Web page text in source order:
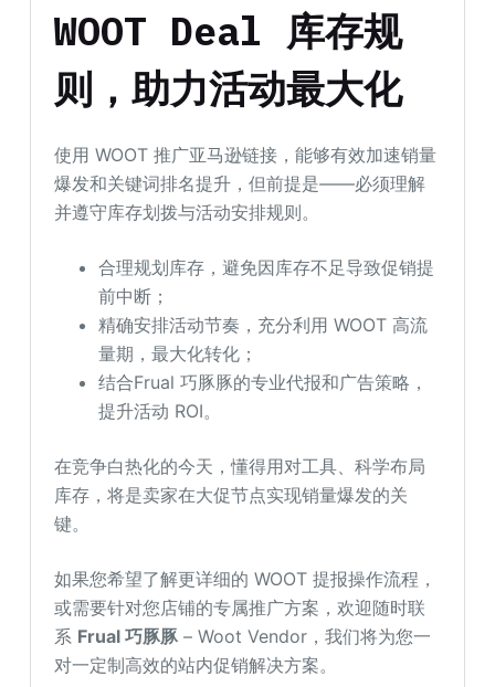
WOOT Deal 库存规
则，助力活动最大化
使用 WOOT 推广亚马逊链接，能够有效加速销量
爆发和关键词排名提升，但前提是——必须理解
并遵守库存划拨与活动安排规则。
合理规划库存，避免因库存不足导致促销提
前中断；
精确安排活动节奏，充分利用 WOOT 高流
量期，最大化转化；
结合Frual 巧豚豚的专业代报和广告策略，
提升活动 ROI。
在竞争白热化的今天，懂得用对工具、科学布局
库存，将是卖家在大促节点实现销量爆发的关
键。
如果您希望了解更详细的 WOOT 提报操作流程，
或需要针对您店铺的专属推广方案，欢迎随时联
系 Frual 巧豚豚 – Woot Vendor，我们将为您一
对一定制高效的站内促销解决方案。